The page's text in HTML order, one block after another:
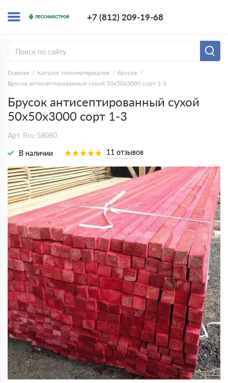
+7 (812) 209-19-68
Главная Каталог пиломатериалов
Брусок
Брусок антисептированный сухой 50х50х3000 сорт 1-3
Брусок антисептированный сухой
50х50х3000 сорт 1-3
Арт. Bru-58080
В наличии 11 отзывов